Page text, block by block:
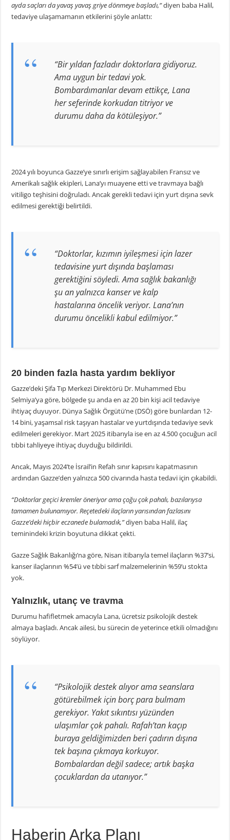
ayda saçları da yavaş yavaş griye dönmeye başladı,”diyen baba Halil,
tedaviye ulaşamamanın etkilerini şöyle anlattı:
“Bir yıldan fazladır doktorlara gidiyoruz.
Ama uygun bir tedavi yok.
Bombardımanlar devam ettikçe, Lana
her seferinde korkudan titriyor ve
durumu daha da kötüleşiyor.”
2024 yılı boyunca Gazze’ye sınırlı erişim sağlayabilen Fransız ve
Amerikalı sağlık ekipleri, Lana’yı muayene etti ve travmaya bağlı
vitiligo teşhisini doğruladı. Ancak gerekli tedavi için yurt dışına sevk
edilmesi gerektiği belirtildi.
“Doktorlar, kızımın iyileşmesi için lazer
tedavisine yurt dışında başlaması
gerektiğini söyledi. Ama sağlık bakanlığı
şu an yalnızca kanser ve kalp
hastalarına öncelik veriyor. Lana’nın
durumu öncelikli kabul edilmiyor.”
20 binden fazla hasta yardım bekliyor
Gazze’deki Şifa Tıp Merkezi Direktörü Dr. Muhammed Ebu
Selmiya’ya göre, bölgede şu anda en az 20 bin kişi acil tedaviye
ihtiyaç duyuyor. Dünya Sağlık Örgütü’ne (DSÖ) göre bunlardan 12-
14 bini, yaşamsal risk taşıyan hastalar ve yurtdışında tedaviye sevk
edilmeleri gerekiyor. Mart 2025 itibarıyla ise en az 4.500 çocuğun acil
tıbbi tahliyeye ihtiyaç duyduğu bildirildi.
Ancak, Mayıs 2024’te İsrail’in Refah sınır kapısını kapatmasının
ardından Gazze’den yalnızca 500 civarında hasta tedavi için çıkabildi.
“Doktorlar geçici kremler öneriyor ama çoğu çok pahalı, bazılarıysa
tamamen bulunamıyor. Reçetedeki ilaçların yarısından fazlasını
Gazze’deki hiçbir eczanede bulamadık,”diyen baba Halil, ilaç
teminindeki krizin boyutuna dikkat çekti.
Gazze Sağlık Bakanlığı’na göre, Nisan itibarıyla temel ilaçların %37’si,
kanser ilaçlarının %54’ü ve tıbbi sarf malzemelerinin %59’u stokta
yok.
Yalnızlık, utanç ve travma
Durumu hafifletmek amacıyla Lana, ücretsiz psikolojik destek
almaya başladı. Ancak ailesi, bu sürecin de yeterince etkili olmadığını
söylüyor.
“Psikolojik destek alıyor ama seanslara
götürebilmek için borç para bulmam
gerekiyor. Yakıt sıkıntısı yüzünden
ulaşımlar çok pahalı. Rafah’tan kaçıp
buraya geldiğimizden beri çadırın dışına
tek başına çıkmaya korkuyor.
Bombalardan değil sadece; artık başka
çocuklardan da utanıyor.”
Haberin Arka Planı